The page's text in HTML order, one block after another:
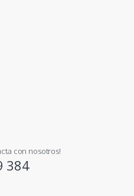
con nosotros!
384